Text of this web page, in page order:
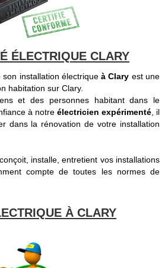
ÉLECTRIQUE CLARY
son installation électriqueà Clary est une
habitation sur Clary.
et des personnes habitant dans le
à notre électricien expérimenté , il
dans la rénovation de votre installation
conçoit, installe, entretient vos installations
compte de toutes les normes de
À CLARY